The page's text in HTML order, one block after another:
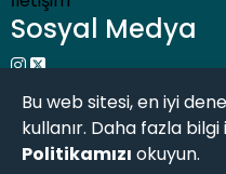
Sosyal Medya
Bu web sitesi, en iyi
kullanır. Daha fazla
Politikamızı okuyun.